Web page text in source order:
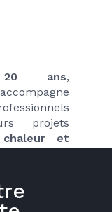
20 ans,
projets
et